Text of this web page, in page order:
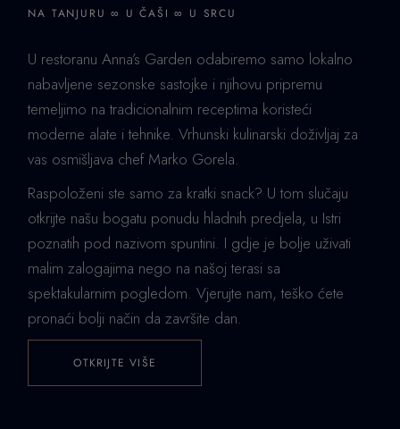
NA TANJURU ∞ U ČAŠI ∞ U SRCU
U restoranu Anna’s Garden odabiremo samo lokalno
nabavljene sezonske sastojke i njihovu pripremu
temeljimo na tradicionalnim receptima koristeći
moderne alate i tehnike. Vrhunski kulinarski doživljaj za
vas osmišljava chef Marko Gorela.
Raspoloženi ste samo za kratki snack? U tom slučaju
otkrijte našu bogatu ponudu hladnih predjela, u Istri
poznatih pod nazivom spuntini. I gdje je bolje uživati
malim zalogajima nego na našoj terasi sa
spektakularnim pogledom. Vjerujte nam, teško ćete
pronaći bolji način da završite dan.
OTKRIJTE VIŠE